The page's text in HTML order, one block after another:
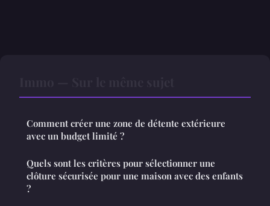
Comment créer une zone de détente extérieure
avec un budget limité ?
Quels sont les critères pour sélectionner une
clôture sécurisée pour une maison avec des enfants
?